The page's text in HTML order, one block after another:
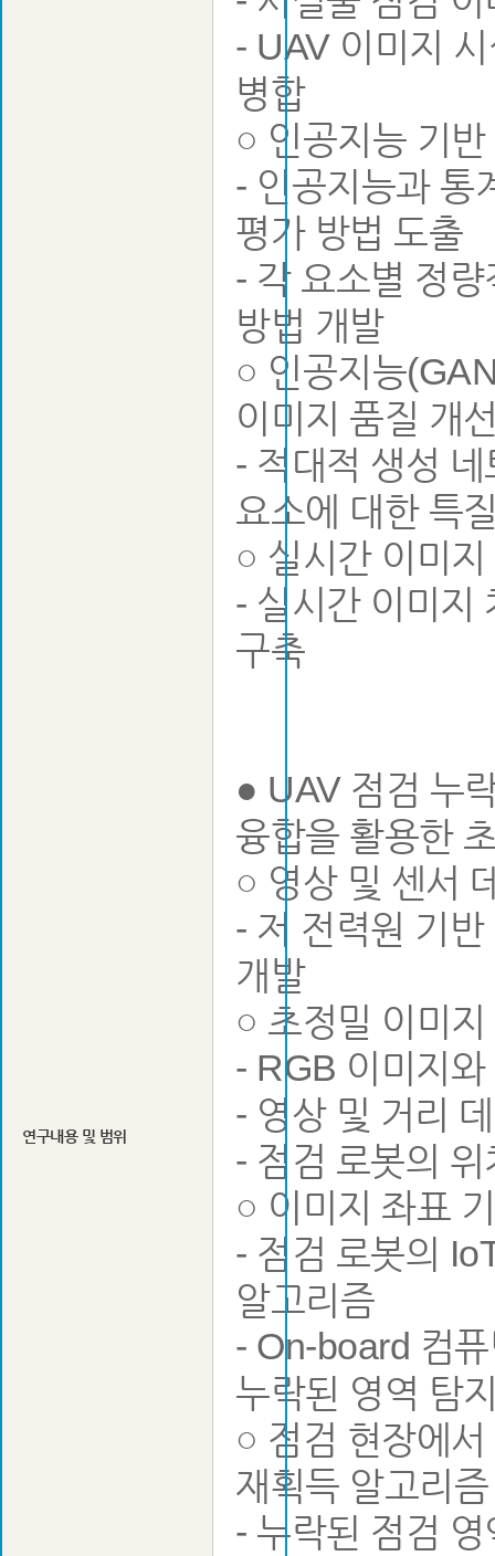
연구내용 및 범위
- UAV 이미지
병합
○ 인공지능 기
- 인공지능과 통
평가 방법 도출
- 각 요소별 정
방법 개발
○ 인공지능
이미지 품질 개
- 적대적 생성
요소에 대한 특
○ 실시간 이미
- 실시간 이미지
구축
● UAV 점검 누
융합을 활용한
○ 영상 및 센서
- 저 전력원 기
개발
○ 초정밀 이미
- RGB 이미지
- 영상 및 거리
- 점검 로봇의
○ 이미지 좌표
- 점검 로봇의
알고리즘
- On-board 컴
누락된 영역 탐
○ 점검 현장에
재획득 알고리
- 누락된 점검